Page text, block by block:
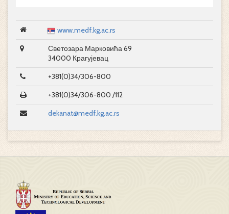
www.medf.kg.ac.rs
Светозара Марковића 69
34000 Крагујевац
+381(0)34/306-800
+381(0)34/306-800 /112
dekanat@medf.kg.ac.rs